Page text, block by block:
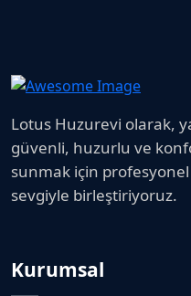
Lotus Huzurevi olarak,
güvenli, huzurlu ve
sunmak için
sevgiyle birleştiriyoruz.
Kurumsal